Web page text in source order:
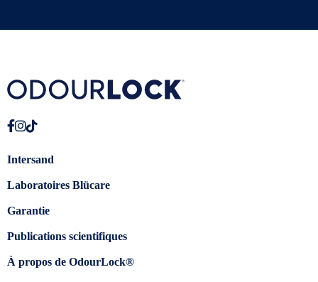
Intersand
Laboratoires Blücare
Garantie
Publications scientifiques
À propos de OdourLock®